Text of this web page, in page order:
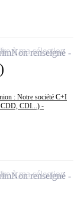
: Notre société C+I
CDD, CDI...) -
Non renseigné
à ma sélection
Non renseigné
à ma sélection